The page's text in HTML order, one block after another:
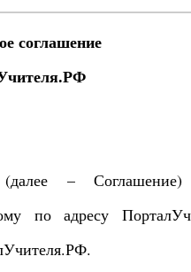
соглашение
(далее –
по адресу